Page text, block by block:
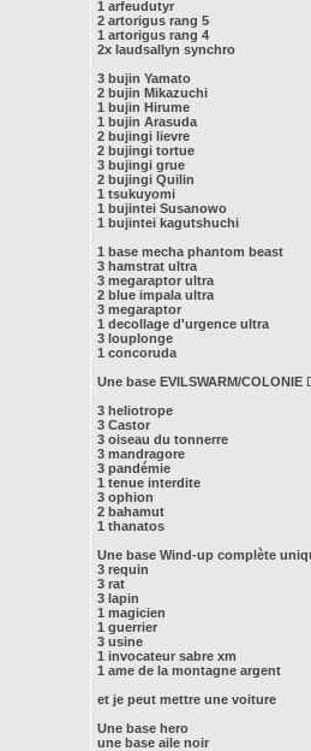
1 arfeudutyr
2 artorigus rang 5
1 artorigus rang 4
2x laudsallyn synchro
3 bujin Yamato
2 bujin Mikazuchi
1 bujin Hirume
1 bujin Arasuda
2 bujingi lievre
2 bujingi tortue
3 bujingi grue
2 bujingi Quilin
1 tsukuyomi
1 bujintei Susanowo
1 bujintei kagutshuchi
1 base mecha phantom beast
3 hamstrat ultra
3 megaraptor ultra
2 blue impala ultra
3 megaraptor
1 decollage d'urgence ultra
3 louplonge
1 concoruda
Une base EVILSWARM/COLONIE
3 heliotrope
3 Castor
3 oiseau du tonnerre
3 mandragore
3 pandémie
1 tenue interdite
3 ophion
2 bahamut
1 thanatos
Une base Wind-up complète
3 requin
3 rat
3 lapin
1 magicien
1 guerrier
3 usine
1 invocateur sabre xm
1 ame de la montagne argent
et je peut mettre une voiture
Une base hero
une base aile noir